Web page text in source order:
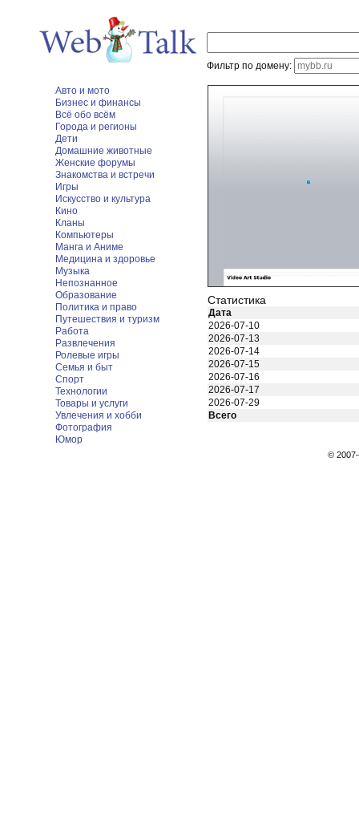
Фильтр по домену:
Авто и мото
Бизнес и финансы
Всё обо всём
Города и регионы
Дети
Домашние животные
Женские форумы
Знакомства и встречи
Игры
Искусство и культура
Кино
Кланы
Компьютеры
Манга и Аниме
Медицина и здоровье
Музыка
Непознанное
Образование
Политика и право
Путешествия и туризм
Работа
Развлечения
Ролевые игры
Семья и быт
Спорт
Технологии
Товары и услуги
Увлечения и хобби
Фотография
Юмор
Статистика
Дата
2026-07-10
2026-07-13
2026-07-14
2026-07-15
2026-07-16
2026-07-17
2026-07-29
Всего
©